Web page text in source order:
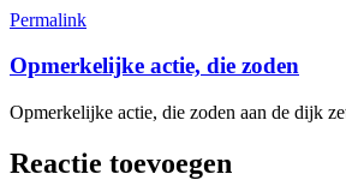
Permalink
Opmerkelijke actie, die zoden
Opmerkelijke actie, die zoden aan de dijk
Reactie toevoegen